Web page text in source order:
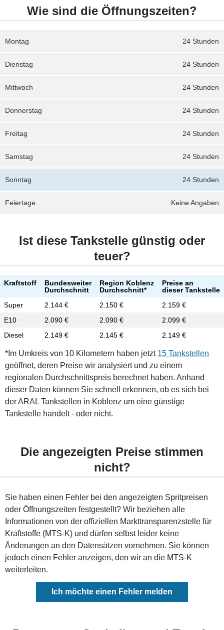
Wie sind die Öffnungszeiten?
24 Stunden
Montag
24 Stunden
Dienstag
24 Stunden
Mittwoch
24 Stunden
Donnerstag
24 Stunden
Freitag
24 Stunden
Samstag
24 Stunden
Sonntag
Keine Angaben
Feiertage
Ist diese Tankstelle günstig oder
teuer?
Kraftstoff
Bundesweiter
Durchschnitt
Region Koblenz
Durchschnitt*
Preise an
dieser Tankstelle
Super
2.144 € 2.150 €
2.159 €
E10
2.090 € 2.090 €
2.099 €
Diesel
2.149 € 2.145 € 2.149 €
*Im Umkreis von 10 Kilometern haben jetzt 15 Tankstellen
geöffnet, deren Preise wir analysiert und zu einem
regionalen Durchschnittspreis berechnet haben. Anhand
dieser Daten können Sie schnell erkennen, ob es sich bei
der ARAL Tankstellen in Koblenz um eine günstige
Tankstelle handelt - oder nicht.
Die angezeigten Preise stimmen
nicht?
Sie haben einen Fehler bei den angezeigten Spritpreisen
oder Öffnungszeiten festgestellt? Wir beziehen alle
Informationen von der offiziellen Markttransparenzstelle für
Kraftstoffe (MTS-K) und dürfen selbst leider keine
Änderungen an den Datensätzen vornehmen. Sie können
jedoch einen Fehler anzeigen, den wir an die MTS-K
weiterleiten.
Ich möchte einen Fehler melden